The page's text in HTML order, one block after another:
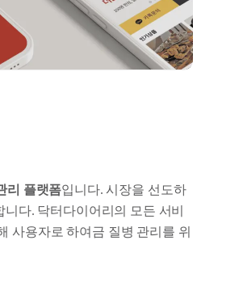
리 플랫폼입니다. 시장을 선도하
다. 닥터다이어리의 모든 서비
사용자로 하여금 질병 관리를 위